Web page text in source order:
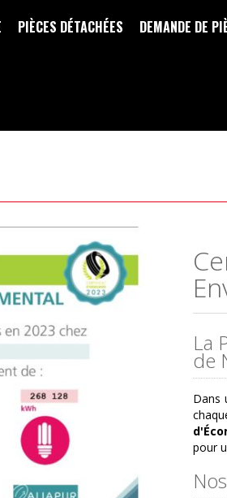
PIÈCES DÉTACHÉES DEMANDE DE
La
de
Dans
pour